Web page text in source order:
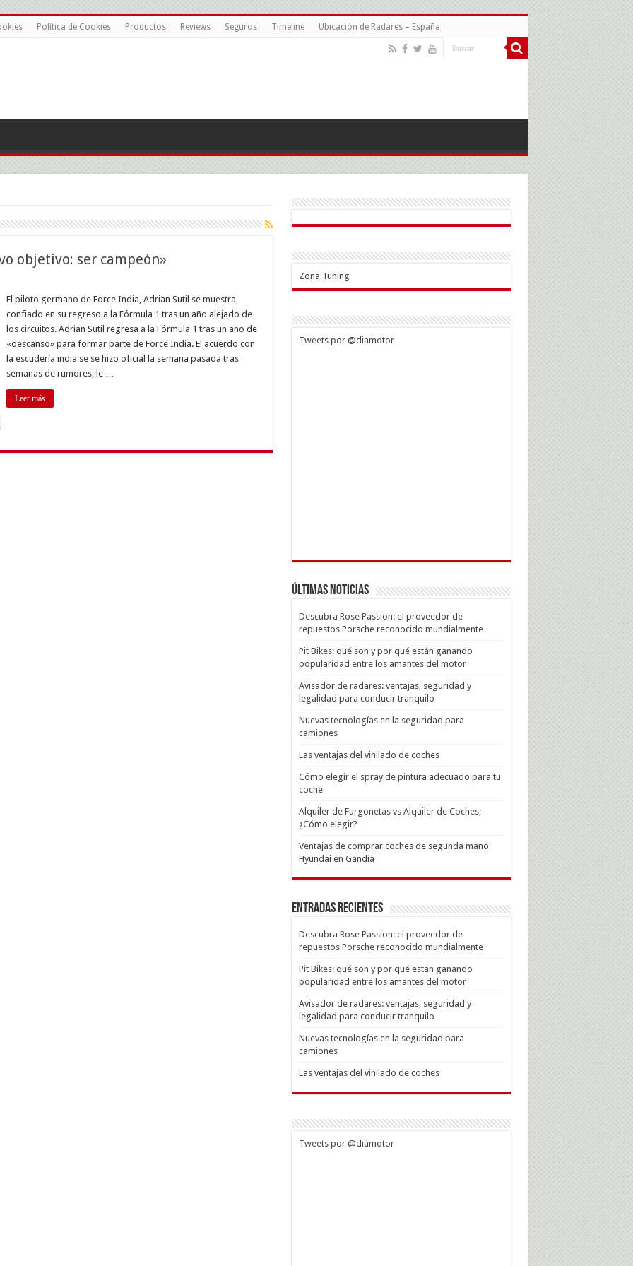
Política de Cookies Productos Reviews Seguros Timeline Ubicación de Radares – España
objetivo: ser campeón»
El piloto germano de Force India, Adrian Sutil se muestra
confiado en su regreso a la Fórmula 1 tras un año alejado de
los circuitos. Adrian Sutil regresa a la Fórmula 1 tras un año de
«descanso» para formar parte de Force India. El acuerdo con
la escudería india se se hizo oficial la semana pasada tras
semanas de rumores, le …
Leer más
Zona Tuning
Tweets por @diamotor
Últimas Noticias
Descubra Rose Passion: el proveedor de
repuestos Porsche reconocido mundialmente
Pit Bikes: qué son y por qué están ganando
popularidad entre los amantes del motor
Avisador de radares: ventajas, seguridad y
legalidad para conducir tranquilo
Nuevas tecnologías en la seguridad para
camiones
Las ventajas del vinilado de coches
Cómo elegir el spray de pintura adecuado para tu
coche
Alquiler de Furgonetas vs Alquiler de Coches;
¿Cómo elegir?
Ventajas de comprar coches de segunda mano
Hyundai en Gandía
Entradas recientes
Descubra Rose Passion: el proveedor de
repuestos Porsche reconocido mundialmente
Pit Bikes: qué son y por qué están ganando
popularidad entre los amantes del motor
Avisador de radares: ventajas, seguridad y
legalidad para conducir tranquilo
Nuevas tecnologías en la seguridad para
camiones
Las ventajas del vinilado de coches
Tweets por @diamotor